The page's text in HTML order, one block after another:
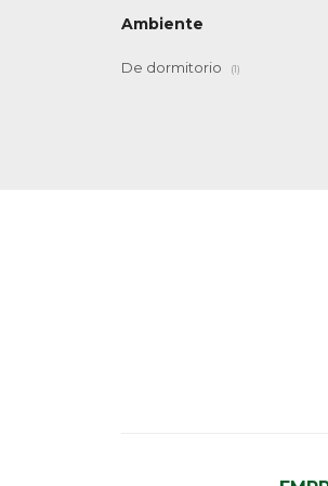
Ambiente
De dormitorio (1)